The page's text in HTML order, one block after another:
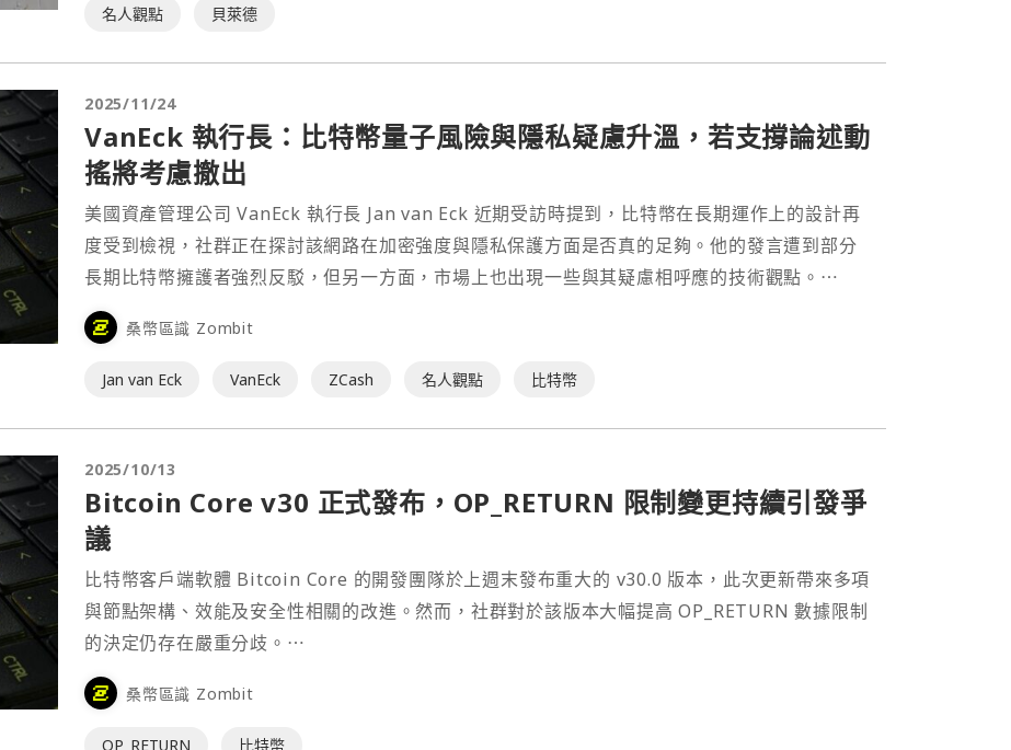
名人觀點 貝萊德
2025/11/24
VanEck 執行長：比特幣量子風險與隱私疑慮升溫，若支撐論述動
搖將考慮撤出
美國資產管理公司 VanEck 執行長 Jan van Eck 近期受訪時提到，比特幣在長期運作上的設計再
度受到檢視，社群正在探討該網路在加密強度與隱私保護方面是否真的足夠。他的發言遭到部分
長期比特幣擁護者強烈反駁，但另一方面，市場上也出現一些與其疑慮相呼應的技術觀點。⋯
桑幣區識 Zombit
Jan van Eck VanEck ZCash 名人觀點 比特幣
2025/10/13
Bitcoin Core v30 正式發布，OP_RETURN 限制變更持續引發爭
議
比特幣客戶端軟體 Bitcoin Core 的開發團隊於上週末發布重大的 v30.0 版本，此次更新帶來多項
與節點架構、效能及安全性相關的改進。然而，社群對於該版本大幅提高 OP_RETURN 數據限制
的決定仍存在嚴重分歧。⋯
桑幣區識 Zombit
OP_RETURN 比特幣